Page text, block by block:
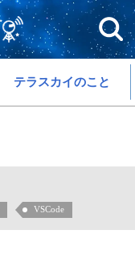
テラスカイのこと
VSCode